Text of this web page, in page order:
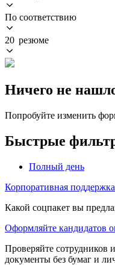
По соответствию
20 резюме
Ничего не
Попробуйте изменить
Быстрые
Полный день
Корпоративная
Какой соцпакет вы
Оформляйте кандидатов
Проверяйте сотрудников
документы без бумаг и